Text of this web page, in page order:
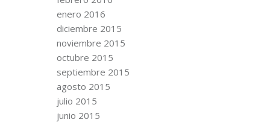
enero 2016
diciembre 2015
noviembre 2015
octubre 2015
septiembre 2015
agosto 2015
julio 2015
junio 2015